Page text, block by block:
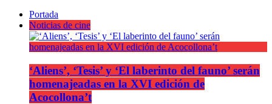
Portada
Noticias de cine
‘Aliens’, ‘Tesis’ y ‘El laberinto del fauno’ serán
homenajeadas en la XVI edición de
Acocollona’t